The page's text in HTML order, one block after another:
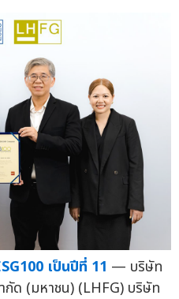
เป็นปีที่ 11 — บริษัท
กัด (มหาชน) (LHFG) บริษัท